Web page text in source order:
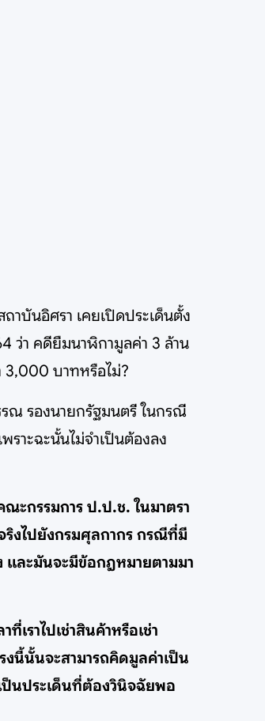
าบันอิศรา เคยเปิดประเด็นตั้ง
ว่า คดียืมนาฬิกามูลค่า 3 ล้าน
3,000 บาทหรือไม่?
รณ รองนายกรัฐมนตรี ในกรณี
ราะฉะนั้นไม่จำเป็นต้องลง
ะกรรมการ ป.ป.ช. ในมาตรา
ริงไปยังกรมศุลกากร กรณีที่มี
และมันจะมีข้อกฎหมายตามมา
ราไปเช่าสินค้าหรือเช่า
นี้นั้นจะสามารถคิดมูลค่าเป็น
เป็นประเด็นที่ต้องวินิจฉัยพอ